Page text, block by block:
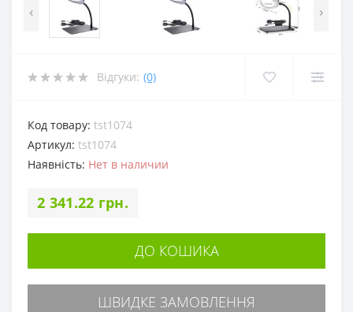
‹ ›
Відгуки: (0)
Код товару: tst1074
Артикул: tst1074
Наявність: Нет в наличии
2 341.22 грн.
ДО КОШИКА
ШВИДКЕ ЗАМОВЛЕННЯ